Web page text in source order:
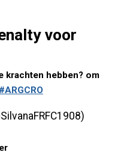
voor
krachten hebben? om
#ARGCRO